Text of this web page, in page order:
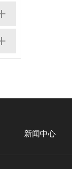
新闻中心